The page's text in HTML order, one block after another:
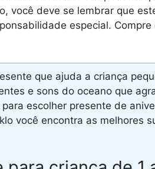
você deve se lembrar que
especial.
que ajuda a criança
e sons do oceano que
escolher presente de
você encontra as melhores